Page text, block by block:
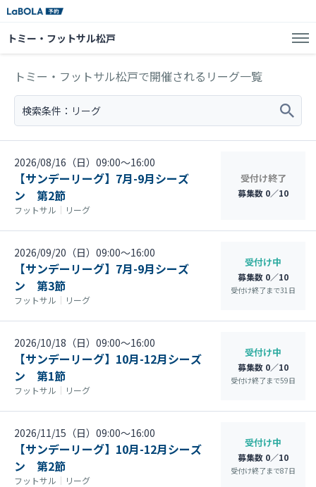
トミー・フットサル松戸
トミー・フットサル松戸で開催されるリーグ一覧
検索条件： リーグ
2026/08/16（日）09:00〜16:00
【サンデーリーグ】7月-9月シーズ
ン 第2節
フットサル ｜ リーグ
受付け終了
募集数 0／10
2026/09/20（日）09:00〜16:00
【サンデーリーグ】7月-9月シーズ
ン 第3節
フットサル ｜ リーグ
受付け中
募集数 0／10
受付け終了まで31 日
2026/10/18（日）09:00〜16:00
【サンデーリーグ】10月-12月シーズ
ン 第1節
フットサル ｜ リーグ
受付け中
募集数 0／10
受付け終了まで59日
2026/11/15（日）09:00〜16:00
【サンデーリーグ】10月-12月シーズ
ン 第2節
フットサル ｜ リーグ
受付け中
募集数 0／10
受付け終了まで87日